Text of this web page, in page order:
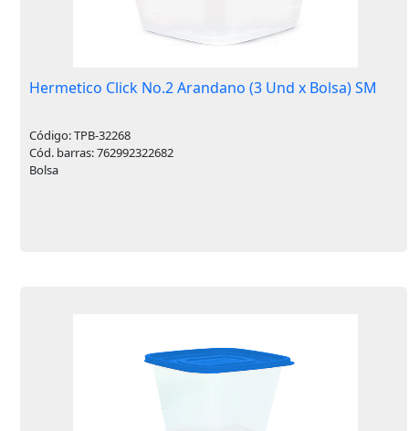
Hermetico Click No.2 Arandano (3 Und x Bolsa) SM
Código: TPB-32268
Cód. barras: 762992322682
Bolsa